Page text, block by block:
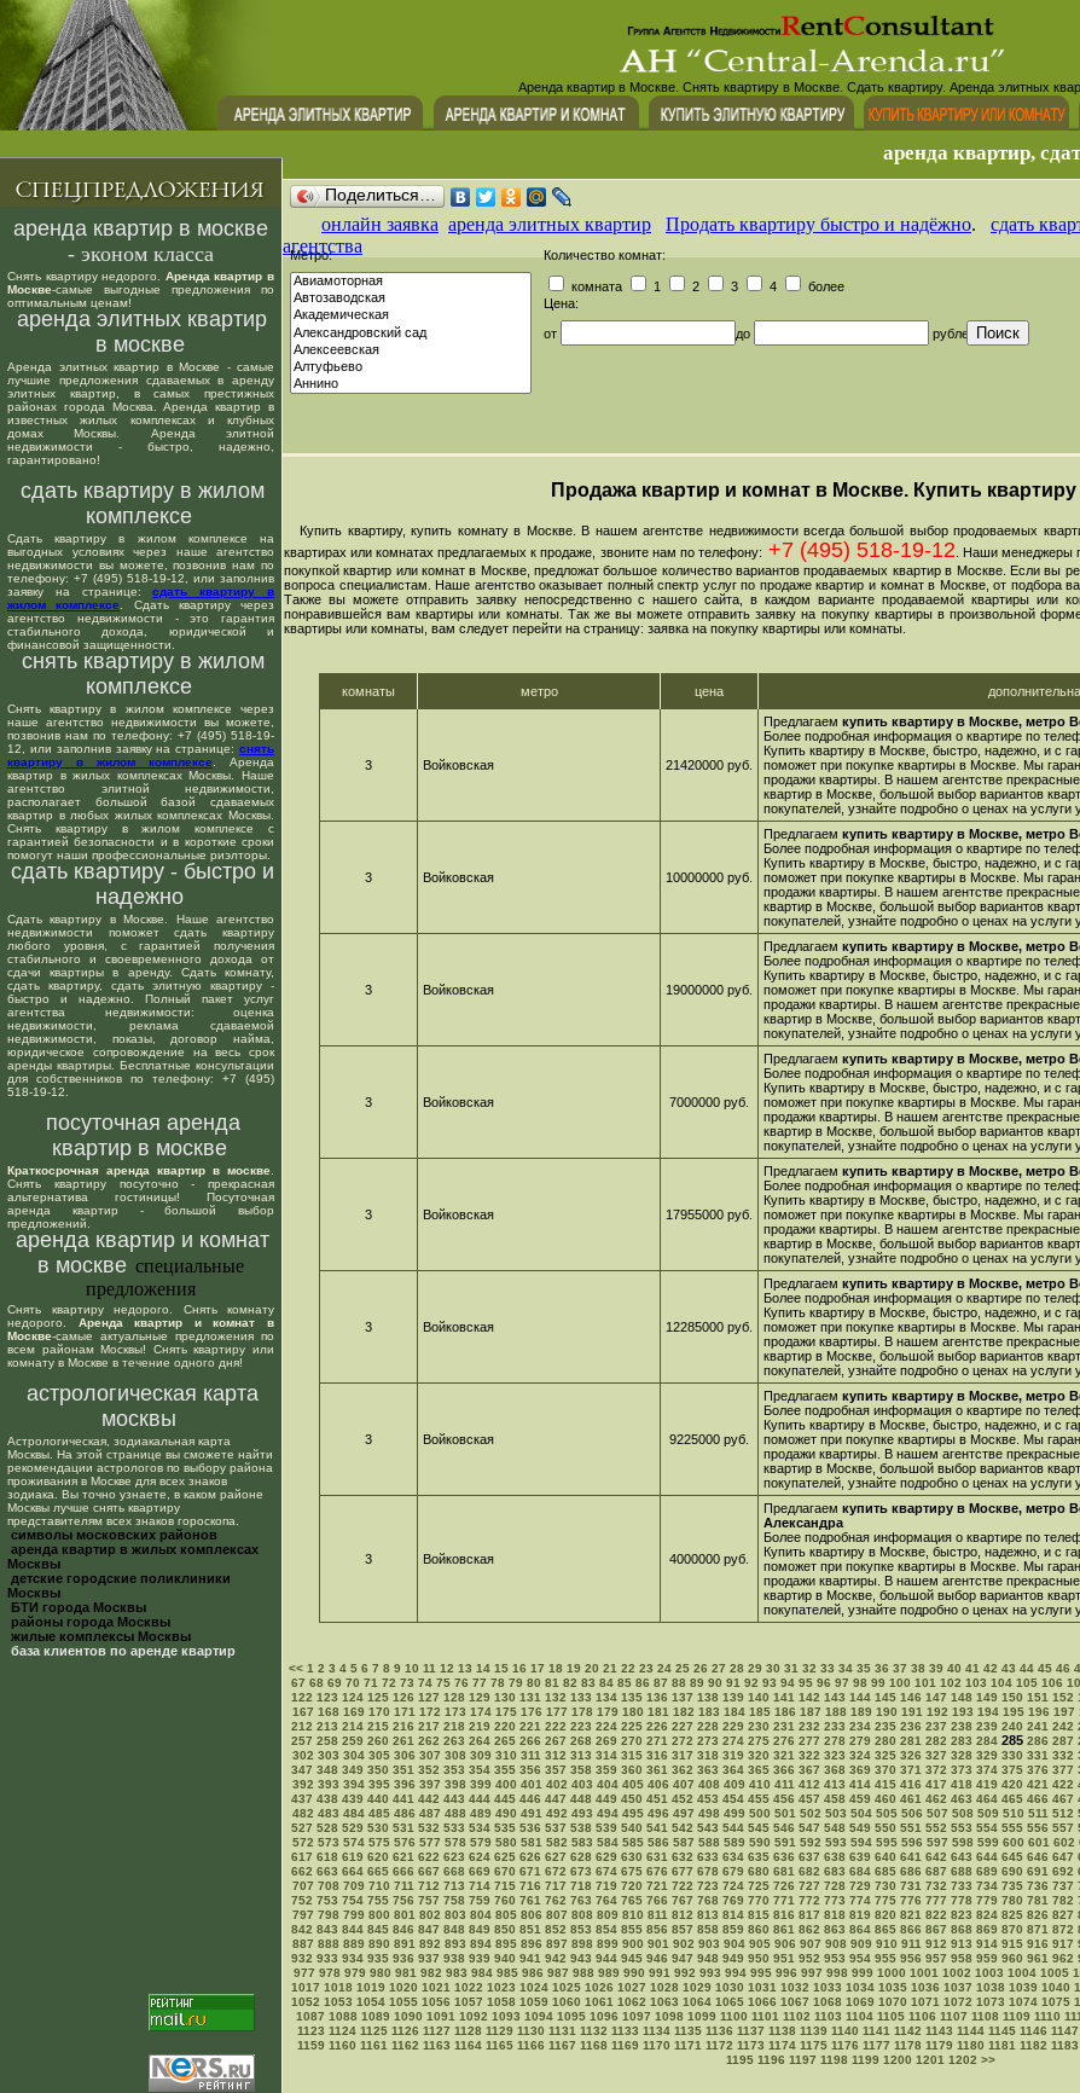
Аренда квартир в Москве. Снять квартиру в Москве. Сдать квартиру. Аренда элитных
аренда квартир,
аренда квартир в москве
- эконом класса
Снять квартиру недорого. Аренда квартир в
Москве-самые выгодные предложения по
оптимальным ценам!
аренда элитных квартир
в москве
Аренда элитных квартир в Москве - самые
лучшие предложения сдаваемых в аренду
элитных квартир, в самых престижных
районах города Москва. Аренда квартир в
известных жилых комплексах и клубных
домах Москвы. Аренда элитной
недвижимости - быстро, надежно,
гарантировано!
сдать квартиру в жилом
комплексе
Сдать квартиру в жилом комплексе на
выгодных условиях через наше агентство
недвижимости вы можете, позвонив нам по
телефону: +7 (495) 518-19-12, или заполнив
заявку на странице:сдать квартиру в
жилом комплексе . Сдать квартиру через
агентство недвижимости - это гарантия
стабильного дохода, юридической и
финансовой защищенности.
снять квартиру в жилом
комплексе
Снять квартиру в жилом комплексе через
наше агентство недвижимости вы можете,
позвонив нам по телефону: +7 (495) 518-19-
12, или заполнив заявку на странице: снять
квартиру в жилом комплексе . Аренда
квартир в жилых комплексах Москвы. Наше
агентство элитной недвижимости,
располагает большой базой сдаваемых
квартир в любых жилых комплексах Москвы.
Снять квартиру в жилом комплексе с
гарантией безопасности и в короткие сроки
помогут наши профессиональные риэлторы.
сдать квартиру - быстро и
надежно
Сдать квартиру в Москве. Наше агентство
недвижимости поможет сдать квартиру
любого уровня, с гарантией получения
стабильного и своевременного дохода от
сдачи квартиры в аренду. Сдать комнату,
сдать квартиру, сдать элитную квартиру -
быстро и надежно. Полный пакет услуг
агентства недвижимости: оценка
недвижимости, реклама сдаваемой
недвижимости, показы, договор найма,
юридическое сопровождение на весь срок
аренды квартиры. Бесплатные консультации
для собственников по телефону: +7 (495)
518-19-12.
посуточная аренда
квартир в москве
Краткосрочная аренда квартир в москве
Снять квартиру посуточно - прекрасная
альтернатива гостиницы! Посуточная
аренда квартир - большой выбор
предложений.
аренда квартир и комнат
в москве специальные
предложения
Снять квартиру недорого. Снять комнату
недорого. Аренда квартир и комнат в
Москве-самые актуальные предложения по
всем районам Москвы! Снять квартиру или
комнату в Москве в течение одного дня!
астрологическая карта
москвы
Астрологическая, зодиакальная карта
Москвы. На этой странице вы сможете найти
рекомендации астрологов по выбору района
проживания в Москве для всех знаков
зодиака. Вы точно узнаете, в каком районе
Москвы лучше снять квартиру
представителям всех знаков гороскопа.
cимволы московских районов
аренда квартир в жилых комплексах
Москвы
детские городские поликлиники
Москвы
БТИ города Москвы
районы города Москвы
жилые комплексы Москвы
база клиентов по аренде квартир
Поделиться…
онлайн заявка аренда элитных квартир Продать квартиру быстро и надёжно. сдать
агентства
Метро: Количество комнат:
комната 1 2 3 4
более
Цена:
от до рублей
Продажа квартир и комнат в Москве. Купить
Купить квартиру, купить комнату в Москве. В нашем агентстве недвижимости всегда большой выбор продоваемых
квартирах или комнатах предлагаемых к продаже, звоните нам по телефону: +7 (495) 518-19-12 . Наши менеджеры
покупкой квартир или комнат в Москве, предложат большое количество вариантов продаваемых квартир в Москве. Если вы
вопроса специалистам. Наше агентство оказывает полный спектр услуг по продаже квартир и комнат в Москве, от подбора
Также вы можете отправить заявку непосредственно с нашего сайта, в каждом варианте продаваемой квартиры или
понравившейся вам квартиры или комнаты. Так же вы можете отправить заявку на покупку квартиры в произвольной
квартиры или комнаты, вам следует перейти на страницу: заявка на покупку квартиры или комнаты.
комнаты метро цена
3 Войковская 21420000 руб.
Предлагаем купить квартиру в Москве, метро
Более подробная информация о квартире по
Купить квартиру в Москве, быстро, надежно, и с
поможет при покупке квартиры в Москве. Мы
продажи квартиры. В нашем агентстве
квартир в Москве, большой выбор вариантов
покупателей, узнайте подробно о ценах на
3 Войковская 10000000 руб.
Предлагаем купить квартиру в Москве, метро
Более подробная информация о квартире по
Купить квартиру в Москве, быстро, надежно, и с
поможет при покупке квартиры в Москве. Мы
продажи квартиры. В нашем агентстве
квартир в Москве, большой выбор вариантов
покупателей, узнайте подробно о ценах на
3 Войковская 19000000 руб.
Предлагаем купить квартиру в Москве, метро
Более подробная информация о квартире по
Купить квартиру в Москве, быстро, надежно, и с
поможет при покупке квартиры в Москве. Мы
продажи квартиры. В нашем агентстве
квартир в Москве, большой выбор вариантов
покупателей, узнайте подробно о ценах на
3 Войковская 7000000 руб.
Предлагаем купить квартиру в Москве, метро
Более подробная информация о квартире по
Купить квартиру в Москве, быстро, надежно, и с
поможет при покупке квартиры в Москве. Мы
продажи квартиры. В нашем агентстве
квартир в Москве, большой выбор вариантов
покупателей, узнайте подробно о ценах на
3 Войковская 17955000 руб.
Предлагаем купить квартиру в Москве, метро
Более подробная информация о квартире по
Купить квартиру в Москве, быстро, надежно, и с
поможет при покупке квартиры в Москве. Мы
продажи квартиры. В нашем агентстве
квартир в Москве, большой выбор вариантов
покупателей, узнайте подробно о ценах на
3 Войковская 12285000 руб.
Предлагаем купить квартиру в Москве, метро
Более подробная информация о квартире по
Купить квартиру в Москве, быстро, надежно, и с
поможет при покупке квартиры в Москве. Мы
продажи квартиры. В нашем агентстве
квартир в Москве, большой выбор вариантов
покупателей, узнайте подробно о ценах на
3 Войковская 9225000 руб.
Предлагаем купить квартиру в Москве, метро
Более подробная информация о квартире по
Купить квартиру в Москве, быстро, надежно, и с
поможет при покупке квартиры в Москве. Мы
продажи квартиры. В нашем агентстве
квартир в Москве, большой выбор вариантов
покупателей, узнайте подробно о ценах на
3 Войковская 4000000 руб.
Предлагаем купить квартиру в Москве, метро
Александра
Более подробная информация о квартире по
Купить квартиру в Москве, быстро, надежно, и с
поможет при покупке квартиры в Москве. Мы
продажи квартиры. В нашем агентстве
квартир в Москве, большой выбор вариантов
покупателей, узнайте подробно о ценах на
<< 1 2 3 4 5 6 7 8 9 10 11 12 13 14 15 16 17 18 19 20 21 22 23 24 25 26 27 28 29 30 31 32 33 34 35 36 37 38 39 40 41 42 43 44 45 46
67 68 69 70 71 72 73 74 75 76 77 78 79 80 81 82 83 84 85 86 87 88 89 90 91 92 93 94 95 96 97 98 99 100 101 102 103 104 105 106
122 123 124 125 126 127 128 129 130 131 132 133 134 135 136 137 138 139 140 141 142 143 144 145 146 147 148 149 150 151 152
167 168 169 170 171 172 173 174 175 176 177 178 179 180 181 182 183 184 185 186 187 188 189 190 191 192 193 194 195 196 197
212 213 214 215 216 217 218 219 220 221 222 223 224 225 226 227 228 229 230 231 232 233 234 235 236 237 238 239 240 241 242
257 258 259 260 261 262 263 264 265 266 267 268 269 270 271 272 273 274 275 276 277 278 279 280 281 282 283 284 285 286 287
302 303 304 305 306 307 308 309 310 311 312 313 314 315 316 317 318 319 320 321 322 323 324 325 326 327 328 329 330 331 332
347 348 349 350 351 352 353 354 355 356 357 358 359 360 361 362 363 364 365 366 367 368 369 370 371 372 373 374 375 376 377
392 393 394 395 396 397 398 399 400 401 402 403 404 405 406 407 408 409 410 411 412 413 414 415 416 417 418 419 420 421 422
437 438 439 440 441 442 443 444 445 446 447 448 449 450 451 452 453 454 455 456 457 458 459 460 461 462 463 464 465 466 467
482 483 484 485 486 487 488 489 490 491 492 493 494 495 496 497 498 499 500 501 502 503 504 505 506 507 508 509 510 511 512
527 528 529 530 531 532 533 534 535 536 537 538 539 540 541 542 543 544 545 546 547 548 549 550 551 552 553 554 555 556 557
572 573 574 575 576 577 578 579 580 581 582 583 584 585 586 587 588 589 590 591 592 593 594 595 596 597 598 599 600 601 602
617 618 619 620 621 622 623 624 625 626 627 628 629 630 631 632 633 634 635 636 637 638 639 640 641 642 643 644 645 646 647
662 663 664 665 666 667 668 669 670 671 672 673 674 675 676 677 678 679 680 681 682 683 684 685 686 687 688 689 690 691 692
707 708 709 710 711 712 713 714 715 716 717 718 719 720 721 722 723 724 725 726 727 728 729 730 731 732 733 734 735 736 737
752 753 754 755 756 757 758 759 760 761 762 763 764 765 766 767 768 769 770 771 772 773 774 775 776 777 778 779 780 781 782
797 798 799 800 801 802 803 804 805 806 807 808 809 810 811 812 813 814 815 816 817 818 819 820 821 822 823 824 825 826 827
842 843 844 845 846 847 848 849 850 851 852 853 854 855 856 857 858 859 860 861 862 863 864 865 866 867 868 869 870 871 872
887 888 889 890 891 892 893 894 895 896 897 898 899 900 901 902 903 904 905 906 907 908 909 910 911 912 913 914 915 916 917
932 933 934 935 936 937 938 939 940 941 942 943 944 945 946 947 948 949 950 951 952 953 954 955 956 957 958 959 960 961 962
977 978 979 980 981 982 983 984 985 986 987 988 989 990 991 992 993 994 995 996 997 998 999 1000 1001 1002 1003 1004 1005
1017 1018 1019 1020 1021 1022 1023 1024 1025 1026 1027 1028 1029 1030 1031 1032 1033 1034 1035 1036 1037 1038 1039 1040
1052 1053 1054 1055 1056 1057 1058 1059 1060 1061 1062 1063 1064 1065 1066 1067 1068 1069 1070 1071 1072 1073 1074 1075
1087 1088 1089 1090 1091 1092 1093 1094 1095 1096 1097 1098 1099 1100 1101 1102 1103 1104 1105 1106 1107 1108 1109 1110
1123 1124 1125 1126 1127 1128 1129 1130 1131 1132 1133 1134 1135 1136 1137 1138 1139 1140 1141 1142 1143 1144 1145 1146 1147
1159 1160 1161 1162 1163 1164 1165 1166 1167 1168 1169 1170 1171 1172 1173 1174 1175 1176 1177 1178 1179 1180 1181 1182 1183
1195 1196 1197 1198 1199 1200 1201 1202 >>